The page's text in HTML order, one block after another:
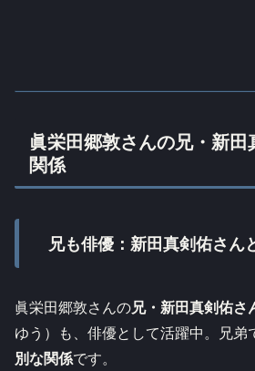
眞栄田郷敦さんの兄・新
関係
兄も俳優：新田真剣佑さん
眞栄田郷敦さんの兄・新田真剣佑さ
ゆう）も、俳優として活躍中。兄弟
別な関係です。​